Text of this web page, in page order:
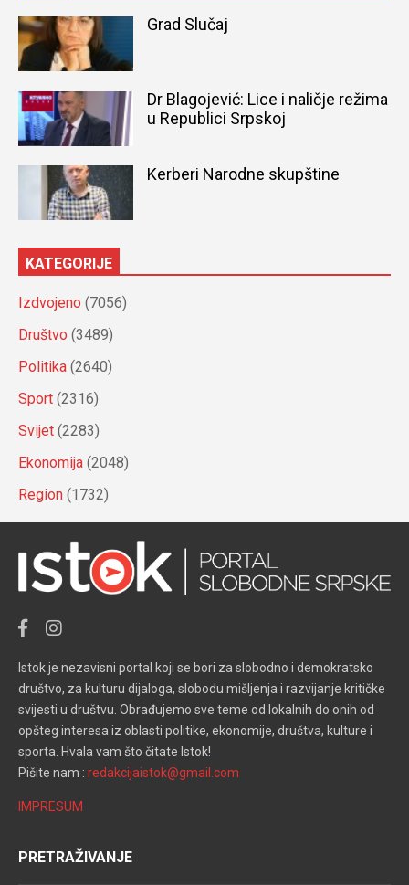
Grad Slučaj
Dr Blagojević: Lice i naličje režima
u Republici Srpskoj
Kerberi Narodne skupštine
KATEGORIJE
Izdvojeno (7056)
Društvo (3489)
Politika (2640)
Sport (2316)
Svijet (2283)
Ekonomija (2048)
Region (1732)
Istok je nezavisni portal koji se bori za slobodno i demokratsko
društvo, za kulturu dijaloga, slobodu mišljenja i razvijanje kritičke
svijesti u društvu. Obrađujemo sve teme od lokalnih do onih od
opšteg interesa iz oblasti politike, ekonomije, društva, kulture i
sporta. Hvala vam što čitate Istok!
Pišite nam : redakcijaistok@gmail.com
IMPRESUM
PRETRAŽIVANJE